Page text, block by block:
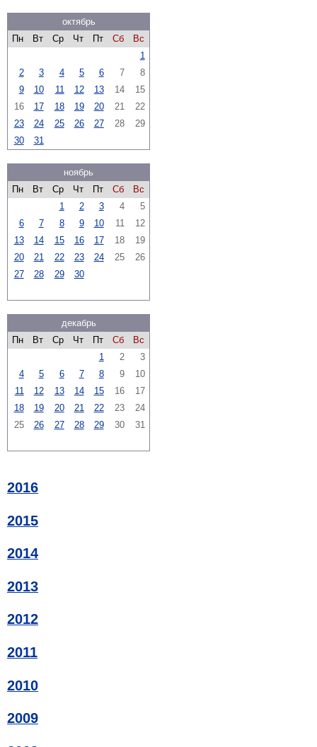
октябрь
Пн
Вт Ср Чт Пт Сб
Вс
1
2
3 4 5 6 7
8
9
10 11 12 13 14
15
16
17 18 19 20 21
22
23
24 25 26 27 28
29
30
31
ноябрь
Пн
Вт Ср Чт Пт Сб
Вс
1
2 3 4
5
6
7 8 9 10 11
12
13
14 15 16 17 18
19
20
21 22 23 24 25
26
27
28 29 30
декабрь
Пн
Вт Ср Чт Пт Сб
Вс
1
2
3
4
5 6 7 8 9
10
11
12 13 14 15 16
17
18
19 20 21 22 23
24
25
26 27 28 29 30 31
2016
2015
2014
2013
2012
2011
2010
2009